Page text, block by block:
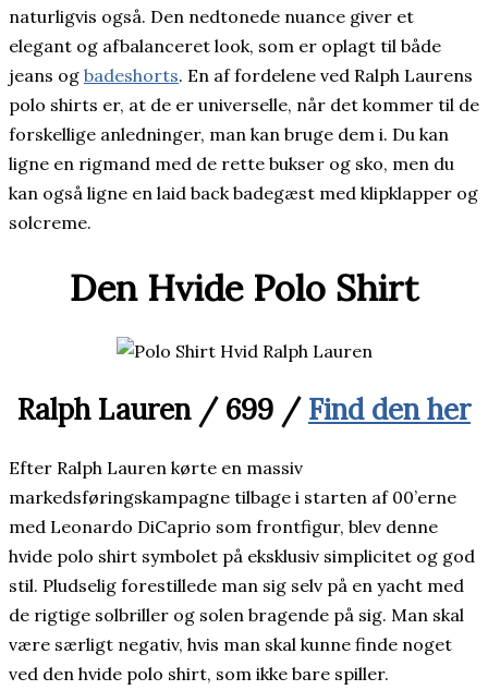
naturligvis også. Den nedtonede nuance giver et
elegant og afbalanceret look, som er oplagt til både
jeans og badeshorts. En af fordelene ved Ralph Laurens
polo shirts er, at de er universelle, når det kommer til de
forskellige anledninger, man kan bruge dem i. Du kan
ligne en rigmand med de rette bukser og sko, men du
kan også ligne en laid back badegæst med klipklapper og
solcreme.
Den Hvide Polo Shirt
Ralph Lauren / 699 / Find den her
Efter Ralph Lauren kørte en massiv
markedsføringskampagne tilbage i starten af 00’erne
med Leonardo DiCaprio som frontfigur, blev denne
hvide polo shirt symbolet på eksklusiv simplicitet og god
stil. Pludselig forestillede man sig selv på en yacht med
de rigtige solbriller og solen bragende på sig. Man skal
være særligt negativ, hvis man skal kunne finde noget
ved den hvide polo shirt, som ikke bare spiller.